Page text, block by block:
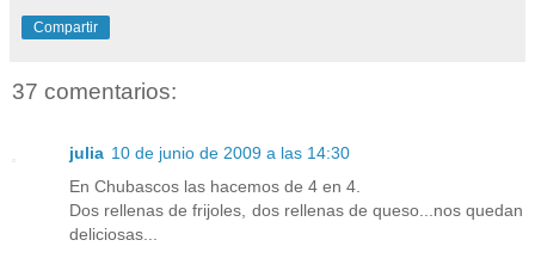
Compartir
37 comentarios:
julia 10 de junio de 2009 a las 14:30
En Chubascos las hacemos de 4 en 4.
Dos rellenas de frijoles, dos rellenas de queso...nos quedan
deliciosas...